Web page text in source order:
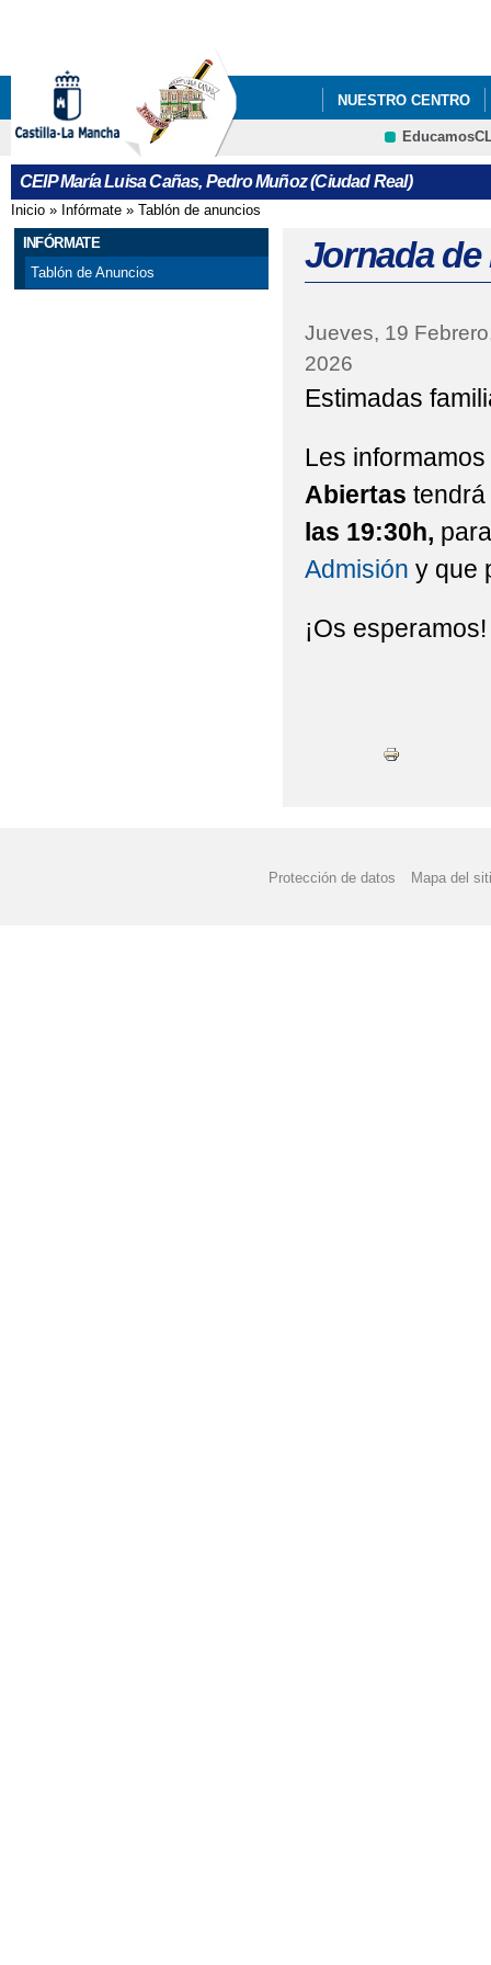
NUESTRO CENTRO
INFÓRMATE
CRFP
CEIP María Luisa Cañas, Pedro Muñoz (Ciudad Real)
Se encuentra usted aquí
Inicio » Infórmate » Tablón de anuncios
INFÓRMATE
Tablón de Anuncios
Jornada
Jueves, 19
2026
Estimadas
Les
Abiertas
las 19:30h,
Admisión y que
¡Os esperamos!
Protección de datos Mapa del